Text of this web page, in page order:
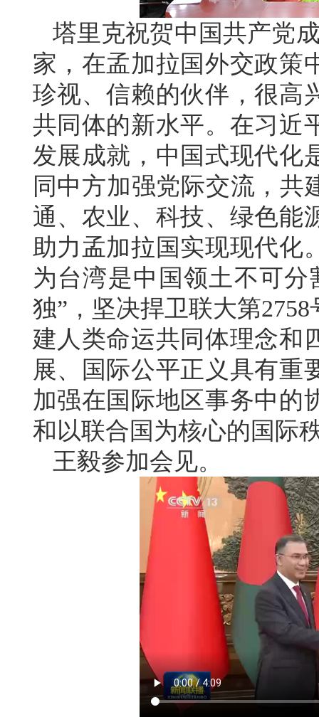
塔里克祝贺中国共产党
家，在孟加拉国外交政策
珍视、信赖的伙伴，很高
共同体的新水平。在习近
发展成就，中国式现代化
同中方加强党际交流，共
通、农业、科技、绿色能
助力孟加拉国实现现代化
为台湾是中国领土不可
独”，坚决捍卫联大第
建人类命运共同体理念和
展、国际公平正义具有重
加强在国际地区事务中的
和以联合国为核心的国际
王毅参加会见。